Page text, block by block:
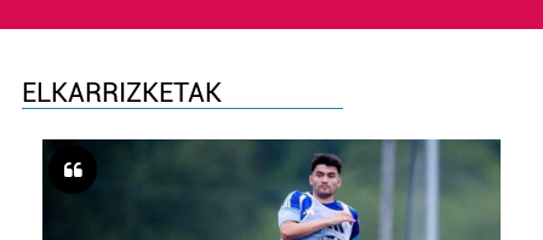
ELKARRIZKETAK